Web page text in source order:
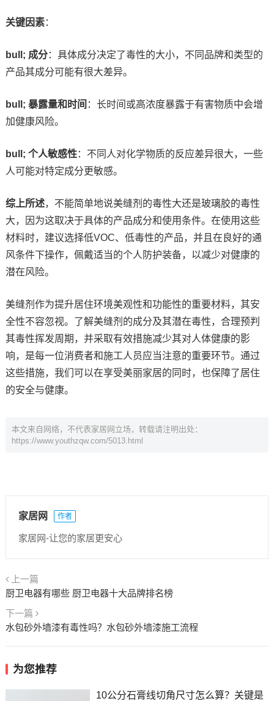
关键因素：
bull; 成分：具体成分决定了毒性的大小，不同品牌和类型的
产品其成分可能有很大差异。
bull; 暴露量和时间 ：长时间或高浓度暴露于有害物质中会增
加健康风险。
bull; 个人敏感性：不同人对化学物质的反应差异很大，一些
人可能对特定成分更敏感。
综上所述，不能简单地说美缝剂的毒性大还是玻璃胶的毒性
大，因为这取决于具体的产品成分和使用条件。在使用这些
材料时，建议选择低VOC、低毒性的产品，并且在良好的通
风条件下操作，佩戴适当的个人防护装备，以减少对健康的
潜在风险。
美缝剂作为提升居住环境美观性和功能性的重要材料，其安
全性不容忽视。了解美缝剂的成分及其潜在毒性，合理预判
其毒性挥发周期，并采取有效措施减少其对人体健康的影
响，是每一位消费者和施工人员应当注意的重要环节。通过
这些措施，我们可以在享受美丽家居的同时，也保障了居住
的安全与健康。
本文来自网络，不代表家居网立场，转载请注明出处：
https://www.youthzqw.com/5013.html
家居网 作者
家居网-让您的家居更安心
上一篇
厨卫电器有哪些 厨卫电器十大品牌排名榜
下一篇
水包砂外墙漆有毒性吗？水包砂外墙漆施工流程
为您推荐
10公分石膏线切角尺寸怎么算？关键是